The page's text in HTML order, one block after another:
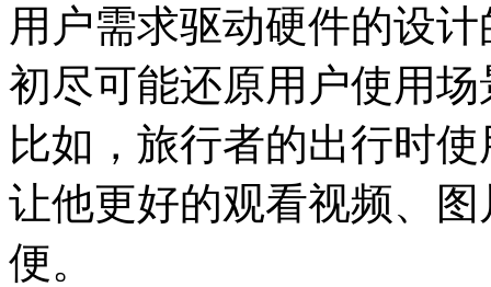
用户需求驱动硬件的设
初尽可能还原用户使用场
比如，旅行者的出行时
让他更好的观看视频、
便。